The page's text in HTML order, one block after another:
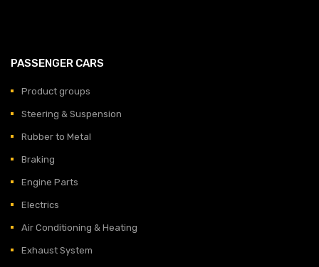
PASSENGER CARS
Product groups
Steering & Suspension
Rubber to Metal
Braking
Engine Parts
Electrics
Air Conditioning & Heating
Exhaust System